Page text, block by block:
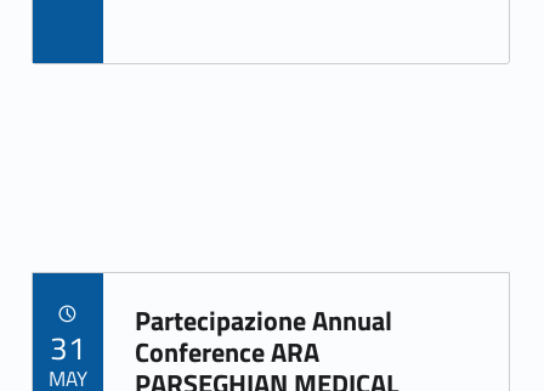
Link identifier archive #link-archive-96386
Partecipazione Annual
Conference ARA
31
MAY